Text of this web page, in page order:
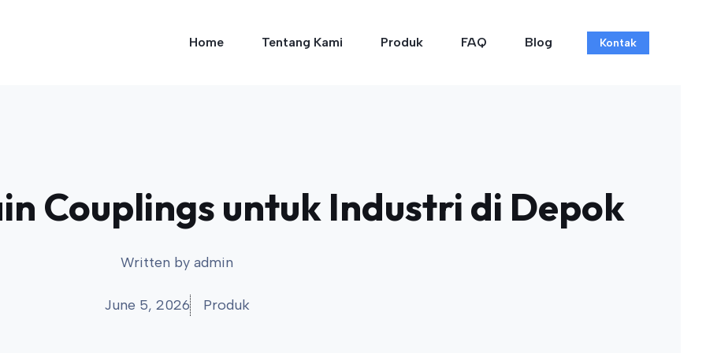
Home Tentang Kami Produk FAQ Blog Kontak
Couplings untuk Industri di Depok
Written by admin
June 5, 2026 Produk